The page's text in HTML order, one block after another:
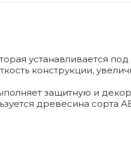
устанавливается
конструкции,
защитную и
древесина сорта